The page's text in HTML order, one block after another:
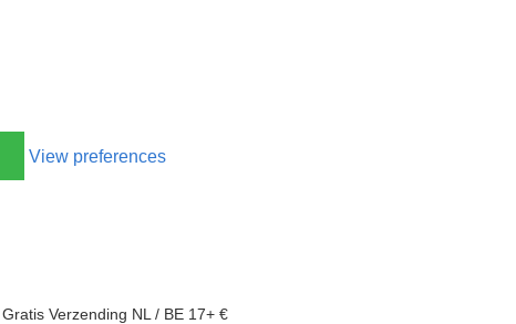
View preferences
Gratis Verzending NL / BE 17+ €